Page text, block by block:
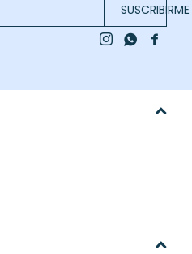
SUSCRIBIRME

 